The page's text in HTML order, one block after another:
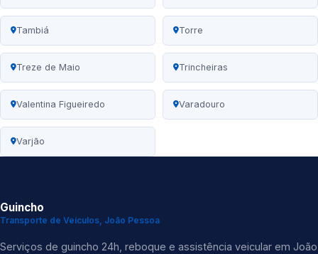
Tambiá Torre
Treze de Maio Trincheiras
Valentina Figueiredo Varadouro
Varjão
Guincho
Transporte de Veículos, João Pessoa
Serviços de guincho 24h, reboque e assistência veicular em João